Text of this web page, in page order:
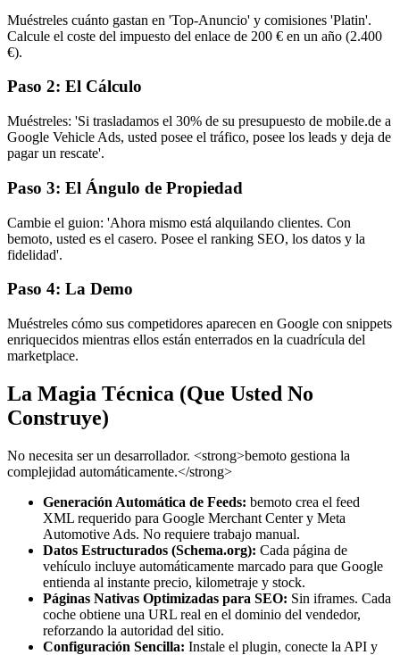
Muéstreles cuánto gastan en 'Top-Anuncio' y comisiones 'Platin'.
Calcule el coste del impuesto del enlace de 200 € en un año (2.400
€).
Paso 2: El Cálculo
Muéstreles: 'Si trasladamos el 30% de su presupuesto de mobile.de a
Google Vehicle Ads, usted posee el tráfico, posee los leads y deja de
pagar un rescate'.
Paso 3: El Ángulo de Propiedad
Cambie el guion: 'Ahora mismo está alquilando clientes. Con
bemoto, usted es el casero. Posee el ranking SEO, los datos y la
fidelidad'.
Paso 4: La Demo
Muéstreles cómo sus competidores aparecen en Google con snippets
enriquecidos mientras ellos están enterrados en la cuadrícula del
marketplace.
La Magia Técnica (Que Usted No
Construye)
No necesita ser un desarrollador. <strong>bemoto gestiona la
complejidad automáticamente.</strong>
Generación Automática de Feeds: bemoto crea el feed
XML requerido para Google Merchant Center y Meta
Automotive Ads. No requiere trabajo manual.
Datos Estructurados (Schema.org): Cada página de
vehículo incluye automáticamente marcado para que Google
entienda al instante precio, kilometraje y stock.
Páginas Nativas Optimizadas para SEO: Sin iframes. Cada
coche obtiene una URL real en el dominio del vendedor,
reforzando la autoridad del sitio.
Configuración Sencilla: Instale el plugin, conecte la API y